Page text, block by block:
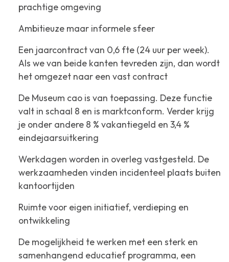
prachtige omgeving
Ambitieuze maar informele sfeer
Een jaarcontract van 0,6 fte (24 uur per week).
Als we van beide kanten tevreden zijn, dan wordt
het omgezet naar een vast contract
De Museum cao is van toepassing. Deze functie
valt in schaal 8 en is marktconform. Verder krijg
je onder andere 8 % vakantiegeld en 3,4 %
eindejaarsuitkering
Werkdagen worden in overleg vastgesteld. De
werkzaamheden vinden incidenteel plaats buiten
kantoortijden
Ruimte voor eigen initiatief, verdieping en
ontwikkeling
De mogelijkheid te werken met een sterk en
samenhangend educatief programma, een